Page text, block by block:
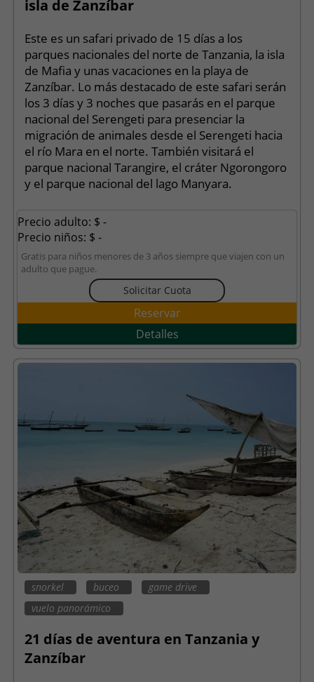
isla de Zanzíbar
Este es un safari privado de 15 días a los
parques nacionales del norte de Tanzania, la isla
de Mafia y unas vacaciones en la playa de
Zanzíbar. Lo más destacado de este safari serán
los 3 días y 3 noches que pasarás en el parque
nacional del Serengeti para presenciar la
migración de animales desde el Serengeti hacia
el río Mara en el norte. También visitará el
parque nacional Tarangire, el cráter Ngorongoro
y el parque nacional del lago Manyara.
Precio adulto: $ -
Precio niños: $ -
Gratis para niños menores de 3 años siempre que viajen con un
adulto que pague.
Solicitar Cuota
Reservar
Detalles
snorkel buceo
game drive
vuelo panorámico
21 días de aventura en Tanzania y
Zanzíbar